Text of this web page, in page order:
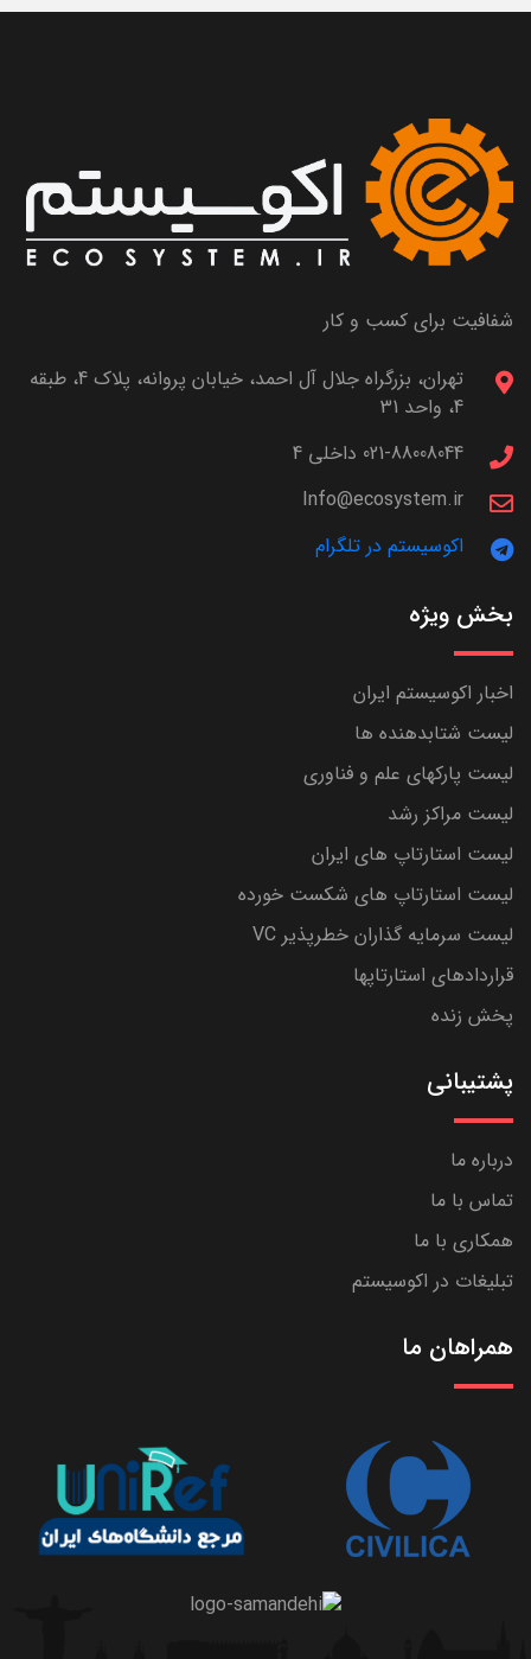
شفافیت برای کسب و کار
تهران، بزرگراه جلال آل احمد، خیابان پروانه، پلاک 4، طبقه
4، واحد 31
021-88008044 داخلی 4
Info@ecosystem.ir
اکوسیستم در تلگرام
بخش ویژه
اخبار اکوسیستم ایران
لیست شتابدهنده ها
لیست پارکهای علم و فناوری
لیست مراکز رشد
لیست استارتاپ های ایران
لیست استارتاپ های شکست خورده
لیست سرمایه گذاران خطرپذیر VC
قراردادهای استارتاپها
پخش زنده
پشتیبانی
درباره ما
تماس با ما
همکاری با ما
تبلیغات در اکوسیستم
همراهان ما